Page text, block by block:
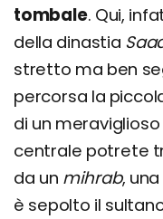
tombale. Qui,
della dinastia
stretto ma ben
percorsa la
di un
centrale potrete
da un mihrab,
è sepolto il